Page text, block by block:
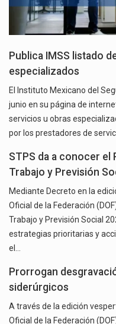
Publica IMSS listado
especializados
El Instituto Mexicano del
junio en su página de
servicios u obras
por los prestadores de
STPS da a conocer el
Trabajo y Previsión
Mediante Decreto en la
Oficial de la Federación
Trabajo y Previsión Social
estrategias prioritarias y
el…
Prorrogan
siderúrgicos
A través de la edición
Oficial de la Federación